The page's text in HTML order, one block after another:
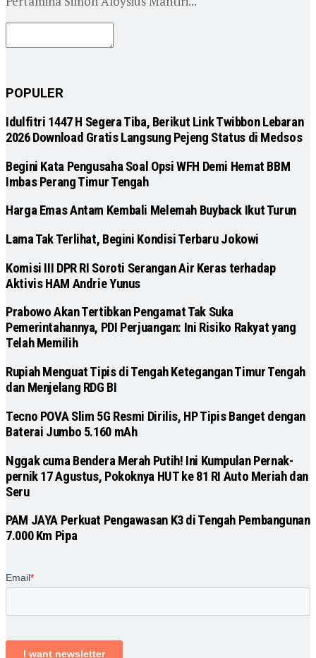
POPULER
Idulfitri 1447 H Segera Tiba, Berikut Link Twibbon Lebaran
2026 Download Gratis Langsung Pejeng Status di Medsos
Begini Kata Pengusaha Soal Opsi WFH Demi Hemat BBM
Imbas Perang Timur Tengah
Harga Emas Antam Kembali Melemah Buyback Ikut Turun
Lama Tak Terlihat, Begini Kondisi Terbaru Jokowi
Komisi III DPR RI Soroti Serangan Air Keras terhadap
Aktivis HAM Andrie Yunus
Prabowo Akan Tertibkan Pengamat Tak Suka
Pemerintahannya, PDI Perjuangan: Ini Risiko Rakyat yang
Telah Memilih
Rupiah Menguat Tipis di Tengah Ketegangan Timur Tengah
dan Menjelang RDG BI
Tecno POVA Slim 5G Resmi Dirilis, HP Tipis Banget dengan
Baterai Jumbo 5.160 mAh
Nggak cuma Bendera Merah Putih! Ini Kumpulan Pernak-
pernik 17 Agustus, Pokoknya HUT ke 81 RI Auto Meriah dan
Seru
PAM JAYA Perkuat Pengawasan K3 di Tengah Pembangunan
7.000 Km Pipa